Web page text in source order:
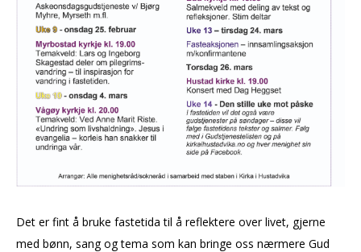
Det er fint å bruke fastetida til å reflektere over livet, gjerne
med bønn, sang og tema som kan bringe oss nærmere Gud